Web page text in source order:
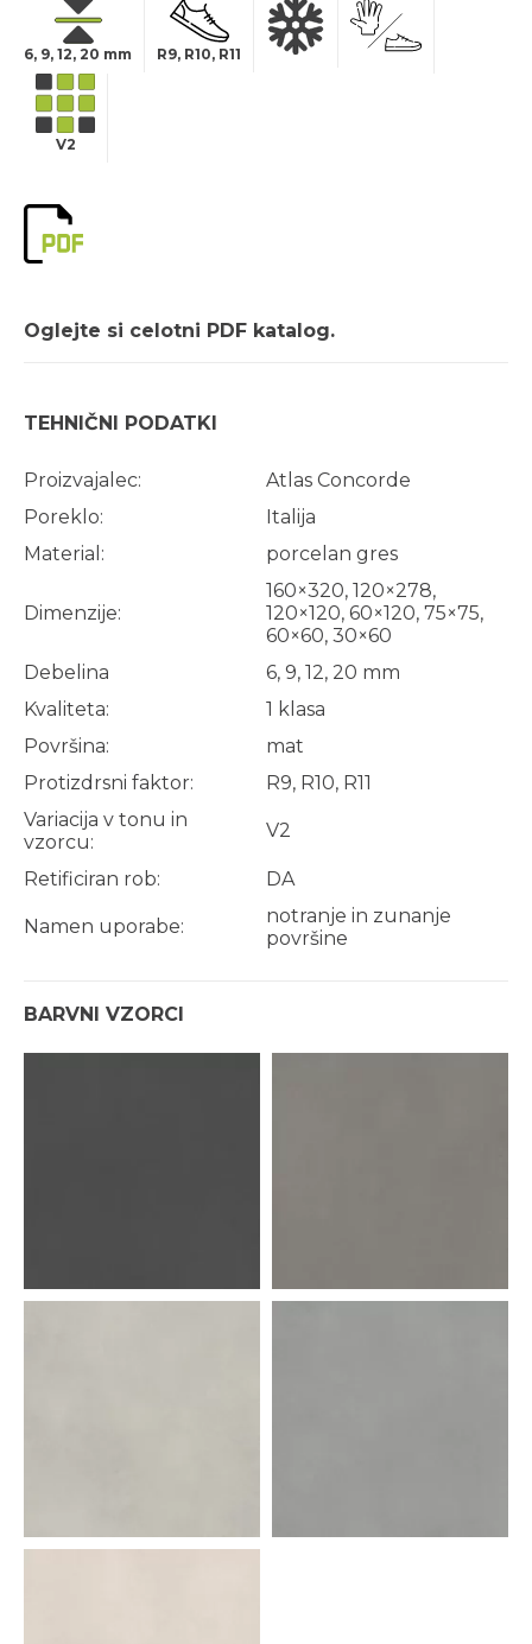
6, 9, 12, 20 mm R9, R10, R11
V2
Oglejte si celotni PDF katalog.
TEHNIČNI PODATKI
Proizvajalec:
Atlas Concorde
Poreklo:
Italija
Material:
porcelan gres
Dimenzije:
160×320, 120×278,
120×120, 60×120, 75×75,
60×60, 30×60
Debelina
6, 9, 12, 20 mm
Kvaliteta:
1 klasa
Površina:
mat
Protizdrsni faktor:
R9, R10, R11
Variacija v tonu in
vzorcu:
V2
Retificiran rob: DA
Namen uporabe:
notranje in zunanje
površine
BARVNI VZORCI